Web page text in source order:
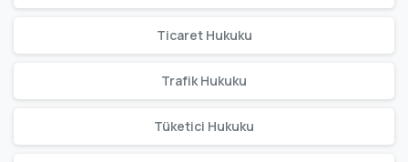
Ticaret Hukuku
Trafik Hukuku
Tüketici Hukuku